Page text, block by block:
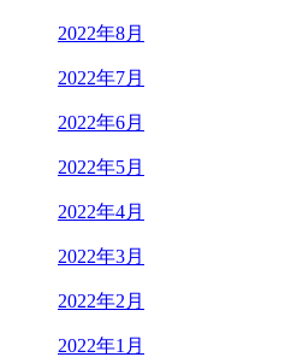
2022年8月
2022年7月
2022年6月
2022年5月
2022年4月
2022年3月
2022年2月
2022年1月